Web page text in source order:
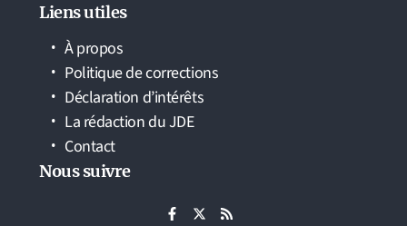
Liens utiles
À propos
Politique de corrections
Déclaration d’intérêts
La rédaction du JDE
Contact
Nous suivre